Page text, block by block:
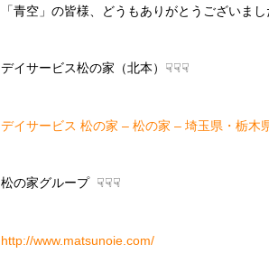
「青空」の皆様、どうもありがとうございまし
デイサービス松の家（北本）☟☟☟
デイサービス 松の家 – 松の家 – 埼玉県・栃
松の家グループ ☟☟☟
http://www.matsunoie.com/